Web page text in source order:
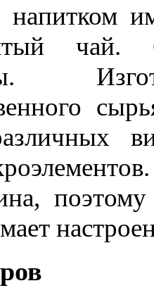
напитком
чай.